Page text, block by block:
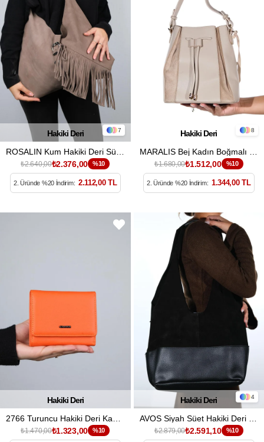
7
₺2.640,00₺2.376,00 %10
2. Üründe %20 İndirim: 2.112,00 TL
Hakiki Deri 8
₺1.680,00₺1.512,00 %10
2. Üründe %20 İndirim: 1.344,00 TL
Hakiki Deri
2766 Turuncu Hakiki Deri Kadın Cüzdan
₺1.470,00₺1.323,00 %10
Hakiki Deri 4
AVOS Siyah Süet Hakiki Deri Kadın Omuz Çantası
₺2.879,00₺2.591,10 %10
Hakiki Deri